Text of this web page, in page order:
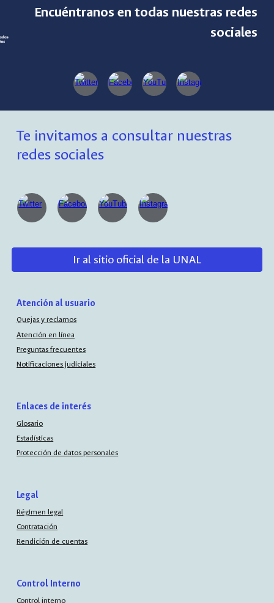
Encuéntranos en todas nuestras redes
sociales
Te invitamos a consultar nuestras
redes sociales
Ir al sitio oficial de la UNAL
Atención al usuario
Quejas y reclamos
Atención en línea
Preguntas frecuentes
Notificaciones judiciales
Enlaces de interés
Glosario
Estadísticas
Protección de datos personales
Legal
Régimen legal
Contratación
Rendición de cuentas
Control Interno
Control interno